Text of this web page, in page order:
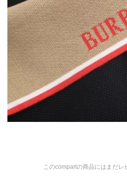
このcompartの商品にはまだレ